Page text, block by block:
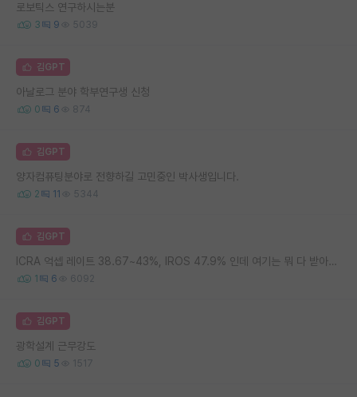
로보틱스 연구하시는분
3 9 5039
김GPT
아날로그 분야 학부연구생 신청
0 6 874
김GPT
양자컴퓨팅분야로 전향하길 고민중인 박사생입니다.
2 11 5344
김GPT
ICRA 억셉 레이트 38.67~43%, IROS 47.9% 인데 여기는 뭐 다 받아줌??
1 6 6092
김GPT
광학설계 근무강도
0 5 1517